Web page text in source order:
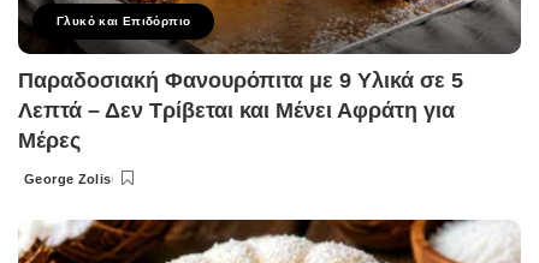
Γλυκό και Επιδόρπιο
Παραδοσιακή Φανουρόπιτα με 9 Υλικά σε 5
Λεπτά – Δεν Τρίβεται και Μένει Αφράτη για
Μέρες
Posted
George Zolis